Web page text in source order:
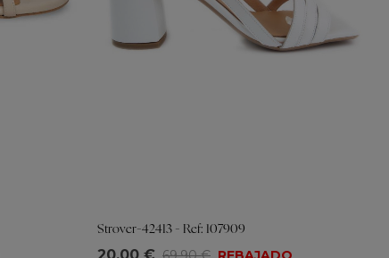
Tallas
Strover-42413 - Ref: 107909
20,00 €